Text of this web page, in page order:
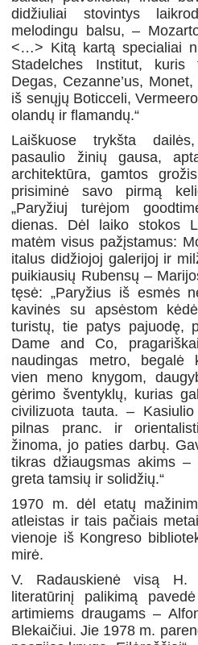
didžiuliai stovintys
melodingu balsu, –
<…> Kitą kartą specialiai
Stadelches Institut, kuris
Degas, Cezanne’us,
iš senųjų Boticceli,
olandų ir flamandų.“
Laiškuose trykšta
pasaulio žinių gausa,
architektūra, gamtos
prisiminė savo pirmą
„Paryžiuj turėjom
dienas. Dėl laiko stokos
matėm visus pažįstamus:
italus didžiojoj galerijoj ir
puikiausių Rubensų –
tęsė: „Paryžius iš esmės
kavinės su apsėstom
turistų, tie patys pajuodę,
Dame and Co,
naudingas metro, begalė
vien meno knygom,
gėrimo šventyklų, kurias
civilizuota tauta. –
pilnas pranc. ir
žinoma, jo paties darbų.
tikras džiaugsmas akims
greta tamsių ir solidžių.“
1970 m. dėl etatų
atleistas ir tais pačiais
vienoje iš Kongreso
mirė.
V. Radauskienė visą H.
literatūrinį palikimą
artimiems draugams –
Blekaičiui. Jie 1978 m.